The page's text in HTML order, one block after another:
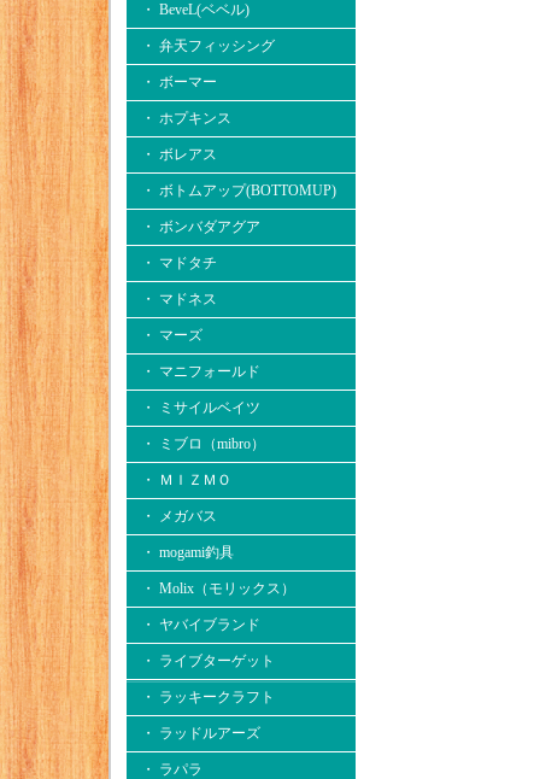
・ BeveL(ベベル)
・ 弁天フィッシング
・ ボーマー
・ ホプキンス
・ ボレアス
・ ボトムアップ(BOTTOMUP)
・ ボンバダアグア
・ マドタチ
・ マドネス
・ マーズ
・ マニフォールド
・ ミサイルベイツ
・ ミブロ（mibro）
・ ＭＩＺＭＯ
・ メガバス
・ mogami釣具
・ Molix（モリックス）
・ ヤバイブランド
・ ライブターゲット
・ ラッキークラフト
・ ラッドルアーズ
・ ラパラ